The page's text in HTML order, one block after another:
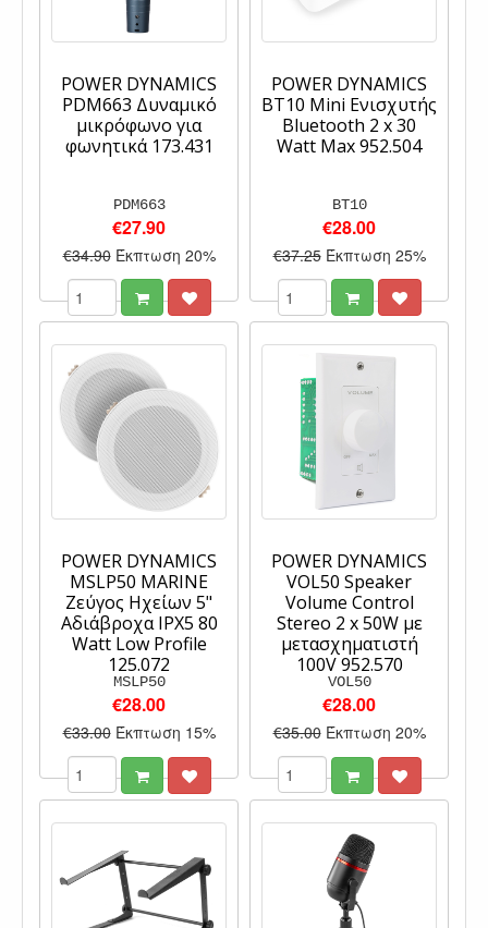
POWER DYNAMICS
PDM663 Δυναμικό
μικρόφωνο για
φωνητικά 173.431
PDM663
€27.90
€34.90 Έκπτωση 20%
POWER DYNAMICS
BT10 Mini Ενισχυτής
Bluetooth 2 x 30
Watt Max 952.504
BT10
€28.00
€37.25 Έκπτωση 25%
POWER DYNAMICS
MSLP50 MARINE
Ζεύγος Ηχείων 5"
Αδιάβροχα IPX5 80
Watt Low Profile
125.072
MSLP50
€28.00
€33.00 Έκπτωση 15%
POWER DYNAMICS
VOL50 Speaker
Volume Control
Stereo 2 x 50W με
μετασχηματιστή
100V 952.570
VOL50
€28.00
€35.00 Έκπτωση 20%